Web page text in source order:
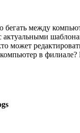
между
актуальными
может
в